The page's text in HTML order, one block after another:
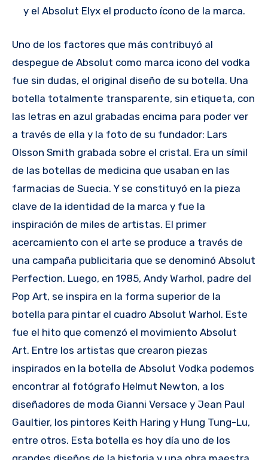
y el Absolut Elyx el producto ícono de la marca.
Uno de los factores que más contribuyó al
despegue de Absolut como marca icono del vodka
fue sin dudas, el original diseño de su botella. Una
botella totalmente transparente, sin etiqueta, con
las letras en azul grabadas encima para poder ver
a través de ella y la foto de su fundador: Lars
Olsson Smith grabada sobre el cristal. Era un símil
de las botellas de medicina que usaban en las
farmacias de Suecia. Y se constituyó en la pieza
clave de la identidad de la marca y fue la
inspiración de miles de artistas. El primer
acercamiento con el arte se produce a través de
una campaña publicitaria que se denominó Absolut
Perfection. Luego, en 1985, Andy Warhol, padre del
Pop Art, se inspira en la forma superior de la
botella para pintar el cuadro Absolut Warhol. Este
fue el hito que comenzó el movimiento Absolut
Art. Entre los artistas que crearon piezas
inspirados en la botella de Absolut Vodka podemos
encontrar al fotógrafo Helmut Newton, a los
diseñadores de moda Gianni Versace y Jean Paul
Gaultier, los pintores Keith Haring y Hung Tung-Lu,
entre otros. Esta botella es hoy día uno de los